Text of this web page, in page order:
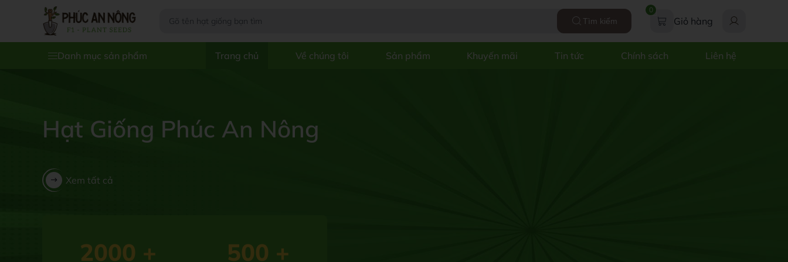
Tìm kiếm
0
Giỏ hàng
Danh mục sản phẩm Trang chủ Về chúng tôi Sản phẩm Khuyến mãi Tin tức Chính sách Liên hệ
Hạt Giống Phúc An Nông
Xem tất cả
2000 + 500 +